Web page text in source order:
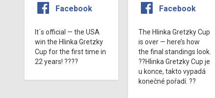
Facebook
It´s official — the USA
win the Hlinka Gretzky
Cup for the first time in
22 years! ????
Facebook
The Hlinka Gretzky Cup
is over — here’s how
the final standings look.
??Hlinka Gretzky Cup je
u konce, takto vypadá
konečné pořadí. ??